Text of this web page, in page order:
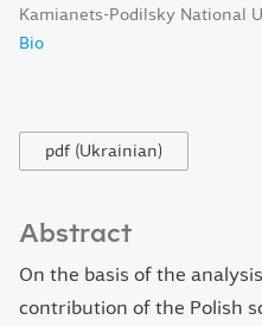
Kamianets-Podilsky National
Bio
pdf (Ukrainian)
Abstract
On the basis of the
contribution of the Polish